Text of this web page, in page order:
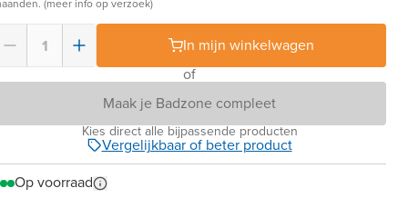
(meer info op verzoek)
In mijn winkelwagen
of
Maak je Badzone compleet
Kies direct alle bijpassende producten
Vergelijkbaar of beter product
Op voorraad